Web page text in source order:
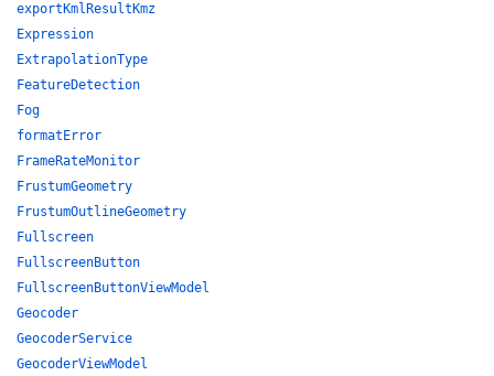
exportKmlResultKmz
Expression
ExtrapolationType
FeatureDetection
Fog
formatError
FrameRateMonitor
FrustumGeometry
FrustumOutlineGeometry
Fullscreen
FullscreenButton
FullscreenButtonViewModel
Geocoder
GeocoderService
GeocoderViewModel